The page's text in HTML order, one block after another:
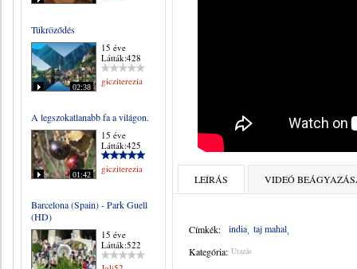
Tükröződés
02:38
15 éve
Látták:428
gicziterezia
A legszokatlanabb fa a világon.
01:42
15 éve
Látták:425
gicziterezia
Barcelona (Spain) - Park Guell
(HD)
15 éve
Látták:522
LEÍRÁS VIDEÓ
Címkék: india taj mahal
Kategória: Utazás